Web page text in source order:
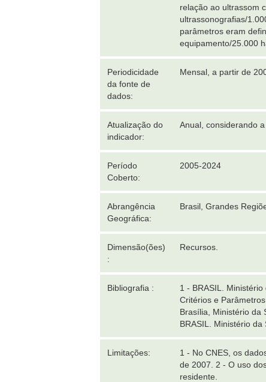
relação ao ultrassom
ultrassonografias/
parâmetros eram
equipamento/25.000
Periodicidade
da fonte de
dados:
Mensal, a partir de
Atualização do
indicador:
Anual, considerando
Período
Coberto:
2005-2024
Abrangência
Geográfica:
Brasil, Grandes
Dimensão(ões)
:
Recursos.
Bibliografia :
1 - BRASIL.
Critérios e
Brasília, Ministério da
BRASIL. Ministério da
Limitações:
1 - No CNES, os
de 2007. 2 - O uso
residente.